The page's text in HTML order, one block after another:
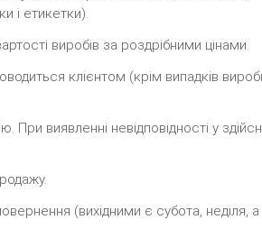
і етикетки).
виробів за роздрібними цінами.
клієнтом (крім випадків
виявленні невідповідності у
(вихідними є субота, неділя,